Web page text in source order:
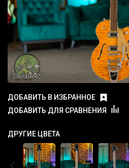
ДОБАВИТЬ В ИЗБРАННОЕ
ДОБАВИТЬ ДЛЯ СРАВНЕНИЯ
ДРУГИЕ ЦВЕТА